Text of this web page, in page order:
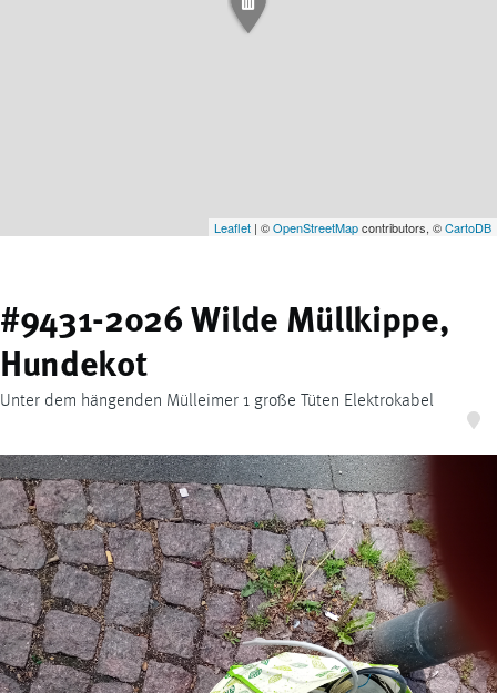
Leaflet | ©OpenStreetMapcontributors, ©CartoDB
#9431-2026 Wilde Müllkippe,
Hundekot
Unter dem hängenden Mülleimer 1 große Tüten Elektrokabel